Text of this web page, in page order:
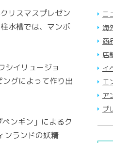
リスマスプレゼン
水槽では、マンボ
シイリュージョ
グによって作り出
ンギン」によるク
ンランドの妖精
ニ
海
商
店
イ
エ
ア
プ